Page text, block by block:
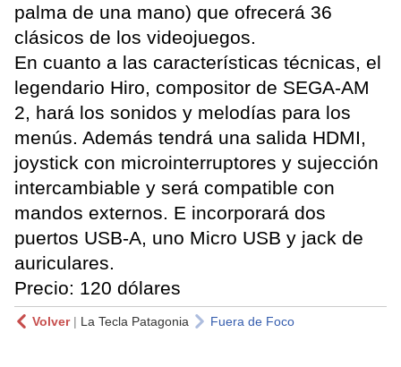
palma de una mano) que ofrecerá 36
clásicos de los videojuegos.
En cuanto a las características técnicas, el
legendario Hiro, compositor de SEGA-AM
2, hará los sonidos y melodías para los
menús. Además tendrá una salida HDMI,
joystick con microinterruptores y sujección
intercambiable y será compatible con
mandos externos. E incorporará dos
puertos USB-A, uno Micro USB y jack de
auriculares.
Precio: 120 dólares
Volver| La Tecla Patagonia Fuera de Foco